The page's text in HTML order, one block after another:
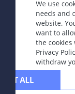
¤ 具有家族 (遗
¤ 终生风险率：
2000年：1/75。
绝大多数黑素瘤
危险因素
肤色浅、金发
2. 黑素瘤家族史
3. 儿童期晒伤史
We use
needs and
website.
want to
the
Privacy
withdraw
ALL
Copyright ©
Founding